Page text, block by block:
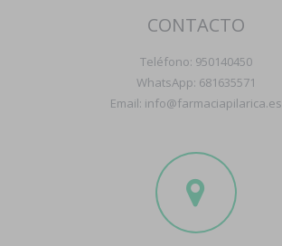
CONTACTO
Teléfono: 950140450
WhatsApp: 681635571
Email: info@farmaciapilarica.es